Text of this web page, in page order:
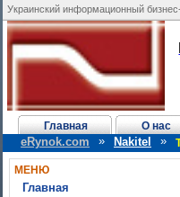
Украинский информационный
Главная О нас
eRynok.com » Nakitel »
МЕНЮ
Главная